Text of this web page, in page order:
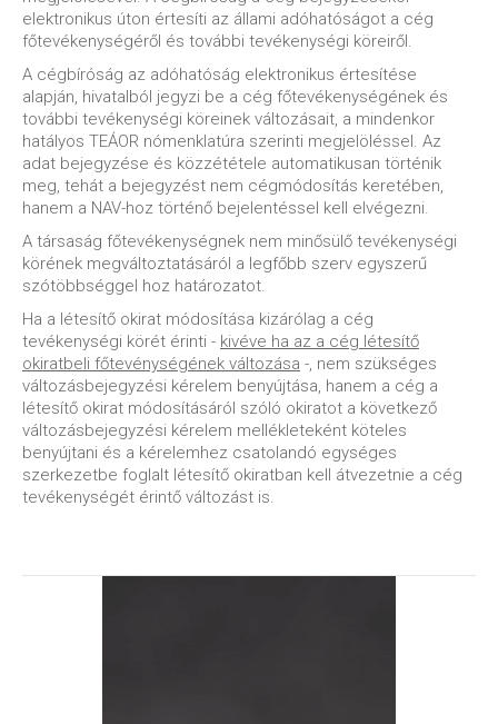
elektronikus úton értesíti az állami adóhatóságot a cég
főtevékenységéről és további tevékenységi köreiről.
A cégbíróság az adóhatóság elektronikus értesítése
alapján, hivatalból jegyzi be a cég főtevékenységének és
további tevékenységi köreinek változásait, a mindenkor
hatályos TEÁOR nómenklatúra szerinti megjelöléssel. Az
adat bejegyzése és közzététele automatikusan történik
meg, tehát a bejegyzést nem cégmódosítás keretében,
hanem a NAV-hoz történő bejelentéssel kell elvégezni.
A társaság főtevékenységnek nem minősülő tevékenységi
körének megváltoztatásáról a legfőbb szerv egyszerű
szótöbbséggel hoz határozatot.
Ha a létesítő okirat módosítása kizárólag a cég
tevékenységi körét érinti - kivéve ha az a cég létesítő
okiratbeli főtevénységének változása -, nem szükséges
változásbejegyzési kérelem benyújtása, hanem a cég a
létesítő okirat módosításáról szóló okiratot a következő
változásbejegyzési kérelem mellékleteként köteles
benyújtani és a kérelemhez csatolandó egységes
szerkezetbe foglalt létesítő okiratban kell átvezetnie a cég
tevékenységét érintő változást is.